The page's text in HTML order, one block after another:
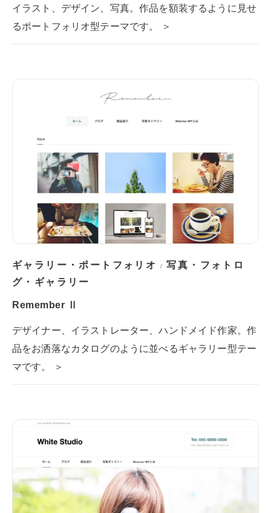
イラスト、デザイン、写真。作品を額装するように見せ
るポートフォリオ型テーマです。 ＞
ギャラリー・ポートフォリオ /写真・フォトロ
グ・ギャラリー
Remember Ⅱ
デザイナー、イラストレーター、ハンドメイド作家。作
品をお洒落なカタログのように並べるギャラリー型テー
マです。 ＞